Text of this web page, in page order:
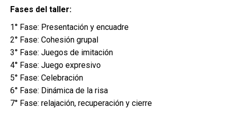
Fases del taller:
1° Fase: Presentación y encuadre
2° Fase: Cohesión grupal
3° Fase: Juegos de imitación
4° Fase: Juego expresivo
5° Fase: Celebración
6° Fase: Dinámica de la risa
7° Fase: relajación, recuperación y cierre